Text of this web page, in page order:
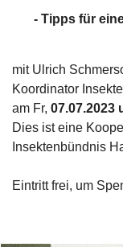
- Tipps für
mit Ulrich
Koordinator
am Fr, 07.07.2023
Dies ist eine
Insektenbündnis
Eintritt frei, um